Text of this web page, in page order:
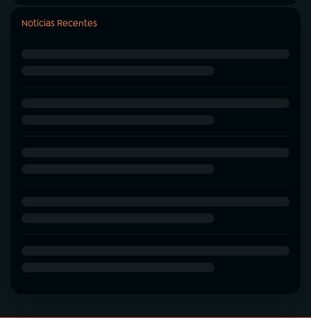
Notícias Recentes